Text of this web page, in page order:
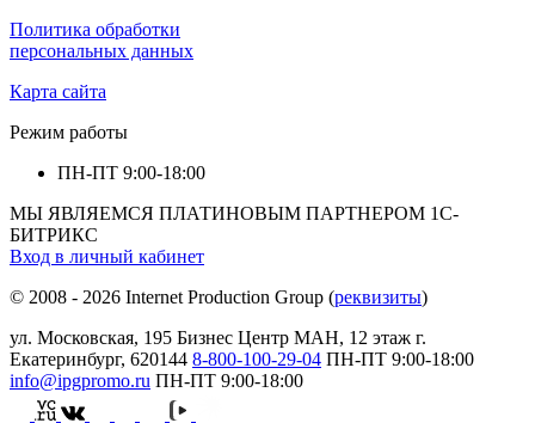
Политика обработки
персональных данных
Карта сайта
Режим работы
ПН-ПТ 9:00-18:00
МЫ ЯВЛЯЕМСЯ ПЛАТИНОВЫМ ПАРТНЕРОМ 1С-
БИТРИКС
Вход в личный кабинет
© 2008 - 2026 Internet Production Group (реквизиты)
ул. Московская, 195 Бизнеc Центр МАН, 12 этаж г.
Екатеринбург, 620144 8-800-100-29-04 ПН-ПТ 9:00-18:00
info@ipgpromo.ru ПН-ПТ 9:00-18:00